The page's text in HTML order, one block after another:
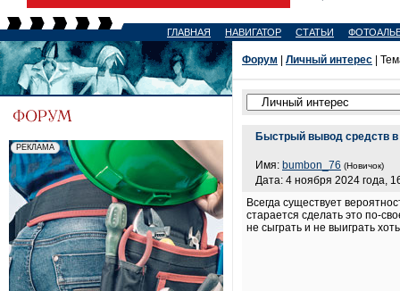
ГЛАВНАЯ НАВИГАТОР СТАТЬИ
Форум Личный интерес |
Быстрый вывод средств в
Имя: bumbon_76 (Новичок)
Дата: 4 ноября 2024 года,
Всегда существует
старается сделать это по-
не сыграть и не выиграть